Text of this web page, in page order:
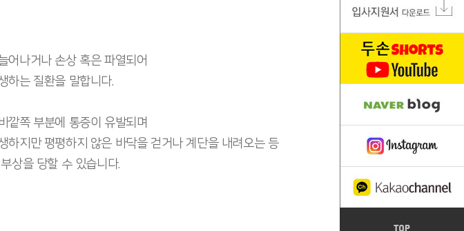
어나거나 손상 혹은 파열되어
하는 질환을 말합니다.
깥쪽 부분에 통증이 유발되며
하지만 평평하지 않은 바닥을 걷거나 계단을 내려오는 등
상을 당할 수 있습니다.